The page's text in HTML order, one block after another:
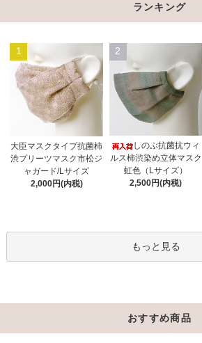
ランキング
1
大臣マスクタイプ抗菌柿
渋プリーツマスク市松ジ
ャガード/Lサイズ
2,000円(内税)
2
しのぶ抗菌抗ウィ
ルス柿渋染め立体マスク
虹色（Lサイズ）
2,500円(内税)
もっと見る
おすすめ商品